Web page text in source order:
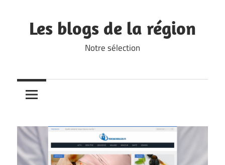
content
Les blogs de la région
Notre sélection